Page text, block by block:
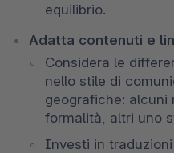
equilibrio.
Adatta contenuti e
Considera le
nello stile di
geografiche: alcuni
formalità, altri uno
Investi in